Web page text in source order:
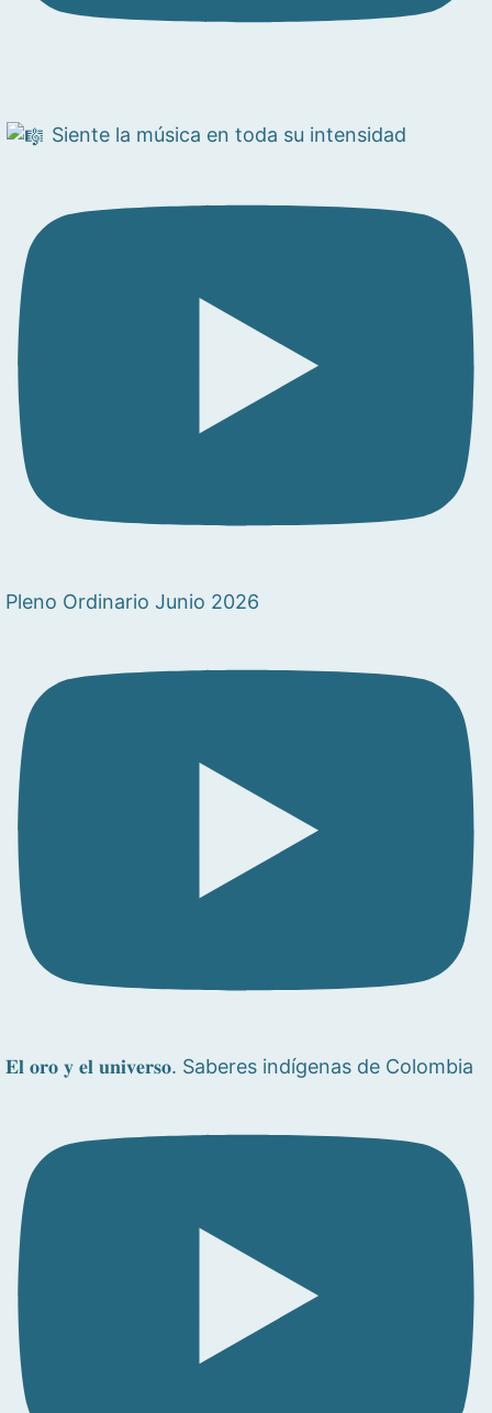
Siente la música en toda su intensidad
Pleno Ordinario Junio 2026
𝐄𝐥 𝐨𝐫𝐨 𝐲 𝐞𝐥 𝐮𝐧𝐢𝐯𝐞𝐫𝐬𝐨. Saberes indígenas de Colombia